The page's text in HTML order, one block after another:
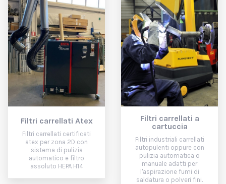
Filtri carrellati Atex
Filtri carrellati certificati
atex per zona 2D con
sistema di pulizia
automatico e filtro
assoluto HEPA H14
Filtri carrellati a
cartuccia
Filtri industriali carrellati
autopulenti oppure con
pulizia automatica o
manuale adatti per
l'aspirazione fumi di
saldatura o polveri fini.